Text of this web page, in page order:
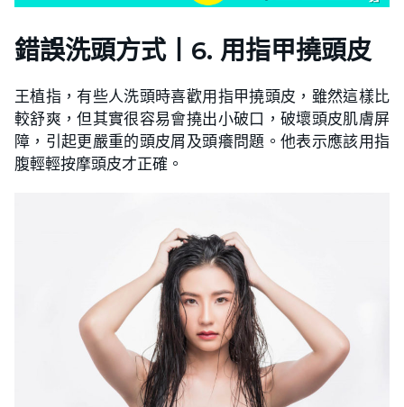
錯誤洗頭方式丨 6. 用指甲撓頭皮
王植指，有些人洗頭時喜歡用指甲撓頭皮，雖然這樣比
較舒爽，但其實很容易會撓出小破口，破壞頭皮肌膚屏
障，引起更嚴重的頭皮屑及頭癢問題。他表示應該用指
腹輕輕按摩頭皮才正確。